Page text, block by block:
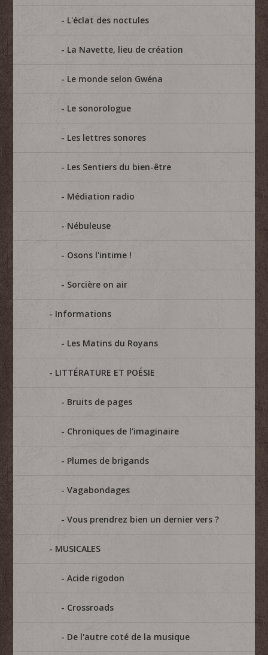
L'éclat des noctules
La Navette, lieu de création
Le monde selon Gwéna
Le sonorologue
Les lettres sonores
Les Sentiers du bien-être
Médiation radio
Nébuleuse
Osons l'intime !
Sorcière on air
Informations
Les Matins du Royans
LITTÉRATURE ET POÉSIE
Bruits de pages
Chroniques de l'imaginaire
Plumes de brigands
Vagabondages
Vous prendrez bien un dernier vers ?
MUSICALES
Acide rigodon
Crossroads
De l'autre coté de la musique